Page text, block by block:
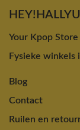
HEY!HALLYU
Your Kpop
Fysieke winkels
Blog
Contact
Ruilen en